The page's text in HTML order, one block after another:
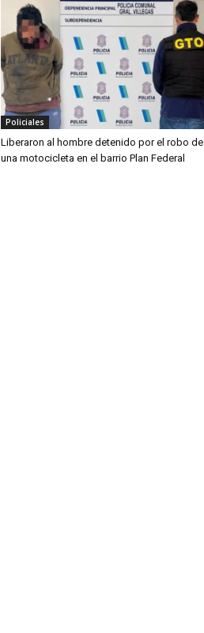
Policiales
Liberaron al hombre detenido por el robo de
una motocicleta en el barrio Plan Federal